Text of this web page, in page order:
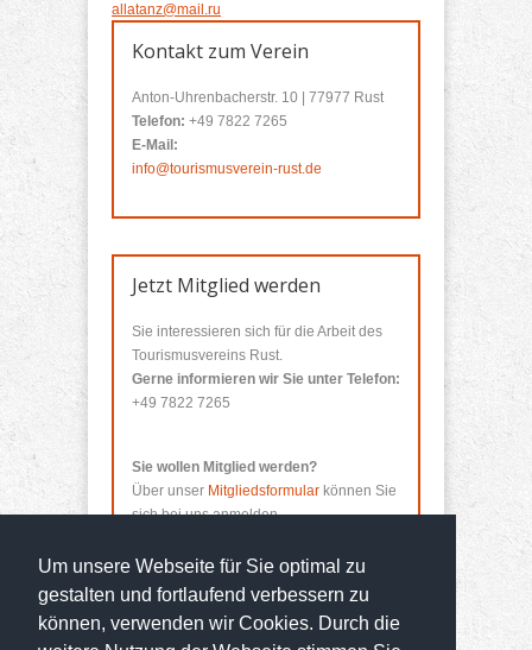
Um unsere Webseite für Sie optimal zu
gestalten und fortlaufend verbessern zu
können, verwenden wir Cookies. Durch die
allatanz@mail.ru
Kontakt zum Verein
Anton-Uhrenbacherstr. 10 | 77977 Rust
Telefon: +49 7822 7265
E-Mail:
info@tourismusverein-rust.de
Jetzt Mitglied werden
Sie interessieren sich für die Arbeit des
Tourismusvereins Rust.
Gerne informieren wir Sie unter Telefon:
+49 7822 7265
Sie wollen Mitglied werden?
Über unser Mitgliedsformular können Sie
sich bei uns anmelden.